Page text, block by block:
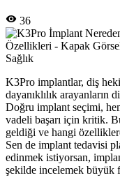
36
Sağlık
K3Pro implantlar, diş
dayanıklılık arayanların
Doğru implant seçimi,
vadeli başarı için kritik.
geldiği ve hangi
Sen de implant tedavisi
edinmek istiyorsan,
şekilde incelemek büyük